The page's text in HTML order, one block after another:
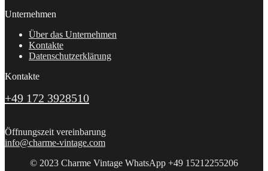
Unternehmen
Über das Unternehmen
Kontakte
Datenschutzerklärung
Kontakte
+49 172 3928510
Öffnungszeit vereinbarung
info@charme-vintage.com
© 2023 Charme Vintage WhatsApp +49 15212255206